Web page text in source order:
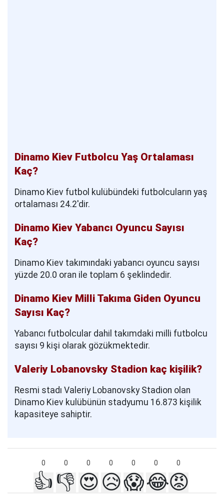
Dinamo Kiev Futbolcu Yaş Ortalaması
Kaç?
Dinamo Kiev futbol kulübündeki futbolcuların yaş
ortalaması 24.2'dir.
Dinamo Kiev Yabancı Oyuncu Sayısı
Kaç?
Dinamo Kiev takımındaki yabancı oyuncu sayısı
yüzde 20.0 oran ile toplam 6 şeklindedir.
Dinamo Kiev Milli Takıma Giden Oyuncu
Sayısı Kaç?
Yabancı futbolcular dahil takımdaki milli futbolcu
sayısı 9 kişi olarak gözükmektedir.
Valeriy Lobanovsky Stadion kaç kişilik?
Resmi stadı Valeriy Lobanovsky Stadion olan
Dinamo Kiev kulübünün stadyumu 16.873 kişilik
kapasiteye sahiptir.
0 0 0 0 0 0 0
👍 👎 😍😥😱😂😡